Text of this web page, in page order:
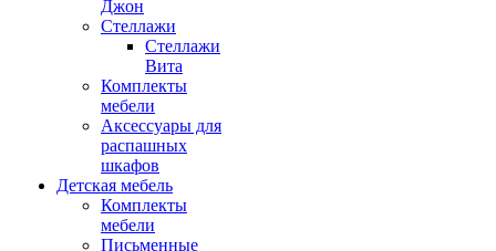
Джон
Стеллажи
Стеллажи
Вита
Комплекты
мебели
Аксессуары для
распашных
шкафов
Детская мебель
Комплекты
мебели
Письменные